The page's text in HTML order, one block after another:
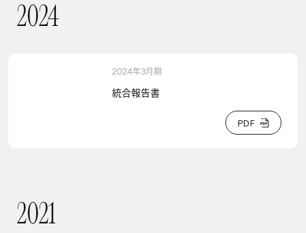
2024
2024
2024年3月期
統合報告書
PDF
PDF
2021
2021